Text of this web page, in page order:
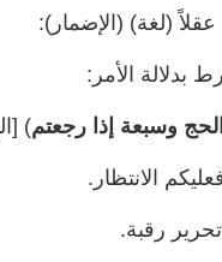
(لغة) (الإضمار):
الأمر:
وسبعة إذا رجعتم) [البقرة/196] أي